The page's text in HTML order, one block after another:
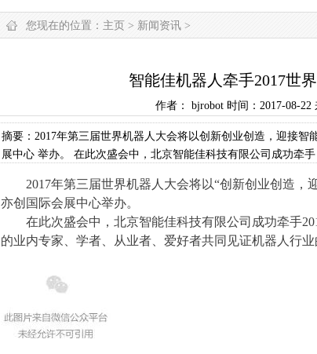
您现在的位置： 主页 > 新闻资讯 >
智能佳机器人牵手2017世
作者： bjrobot 时间：2017-08-22
摘要：2017年第三届世界机器人大会将以创新创业创造，迎接智
展中心 举办。 在此次盛会中，北京智能佳科技有限公司成功牵
2017年第三届世界机器人大会将以“创新创业创造，
亦创国际会展中心举办。
在此次盛会中，北京智能佳科技有限公司成功牵手
的业内专家、学者、从业者、爱好者共同见证机器人行业